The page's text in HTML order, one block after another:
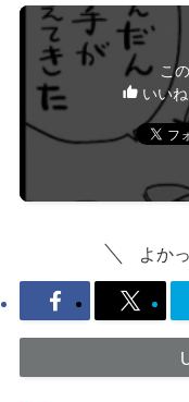
こ
いい
よか